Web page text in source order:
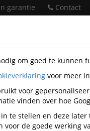
garantie Contact
Redbrick
Redbrick
om goed te
voor meer
voor
vinden over hoe
te stellen en deze
voor de goede werking